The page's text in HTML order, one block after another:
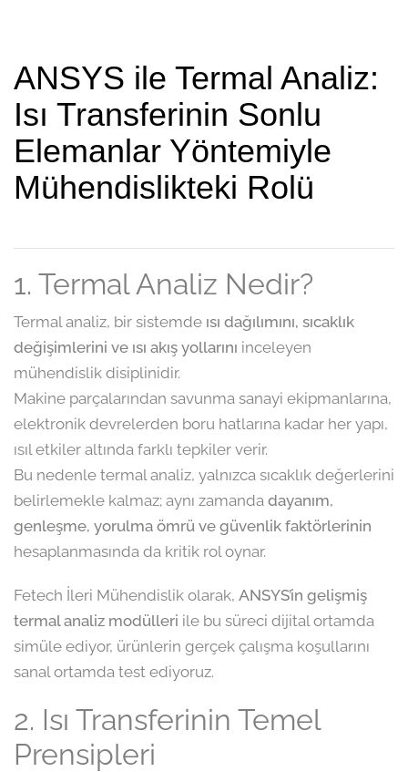
ANSYS ile Termal Analiz:
Isı Transferinin Sonlu
Elemanlar Yöntemiyle
Mühendislikteki Rolü
1. Termal Analiz Nedir?
Termal analiz, bir sistemde ısı dağılımını, sıcaklık
değişimlerini ve ısı akış yollarını inceleyen
mühendislik disiplinidir.
Makine parçalarından savunma sanayi ekipmanlarına,
elektronik devrelerden boru hatlarına kadar her yapı,
ısıl etkiler altında farklı tepkiler verir.
Bu nedenle termal analiz, yalnızca sıcaklık değerlerini
belirlemekle kalmaz; aynı zamanda dayanım,
genleşme, yorulma ömrü ve güvenlik faktörlerinin
hesaplanmasında da kritik rol oynar.
Fetech İleri Mühendislik olarak, ANSYS’in gelişmiş
termal analiz modülleri ile bu süreci dijital ortamda
simüle ediyor, ürünlerin gerçek çalışma koşullarını
sanal ortamda test ediyoruz.
2. Isı Transferinin Temel
Prensipleri